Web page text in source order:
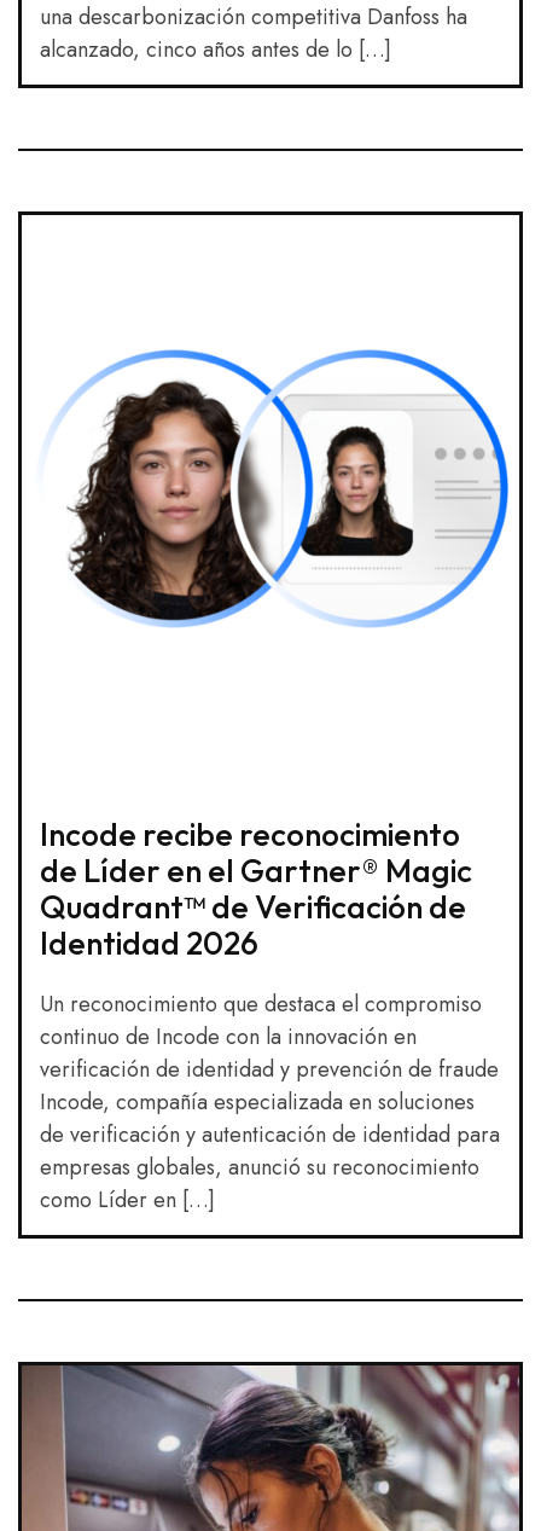
una descarbonización competitiva Danfoss ha
alcanzado, cinco años antes de lo […]
Incode recibe reconocimiento
de Líder en el Gartner® Magic
Quadrant™ de Verificación de
Identidad 2026
Un reconocimiento que destaca el compromiso
continuo de Incode con la innovación en
verificación de identidad y prevención de fraude
Incode, compañía especializada en soluciones
de verificación y autenticación de identidad para
empresas globales, anunció su reconocimiento
como Líder en […]